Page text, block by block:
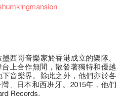
西哥音樂家於香港成立的樂隊。
上合作無間，散發著獨特和優越
音樂界。除此之外，他們亦於各
、日本和西班牙。2015年，他們
Records.